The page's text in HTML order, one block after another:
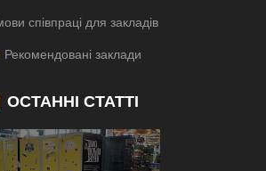
співпраці для закладів
Рекомендовані заклади
ОСТАННІ СТАТТІ